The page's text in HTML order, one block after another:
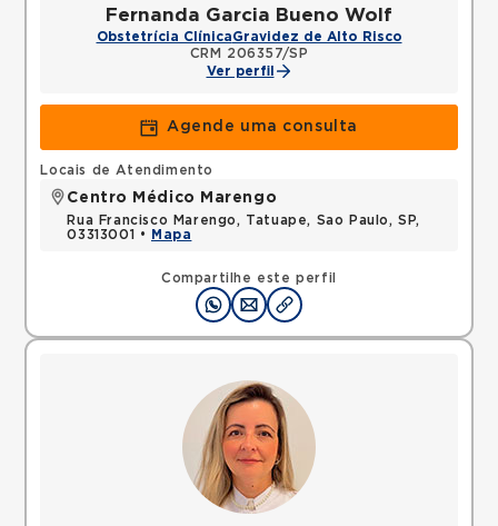
Fernanda Garcia Bueno Wolf
Obstetrícia ClínicaGravidez de Alto Risco
CRM 206357/SP
Ver perfil
Agende uma consulta
Compartilhe este perfil
Locais de Atendimento
Centro Médico Marengo
Rua Francisco Marengo, Tatuape, Sao Paulo, SP,
03313001 •
Mapa